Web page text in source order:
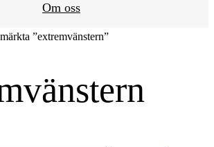
Om oss
”extremvänstern”